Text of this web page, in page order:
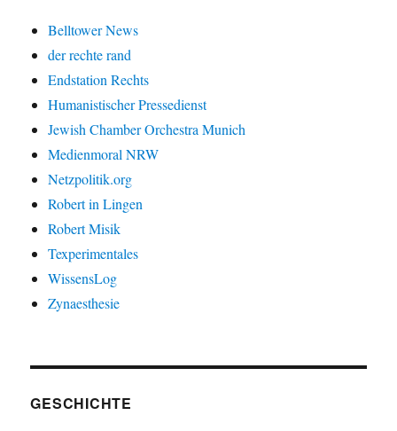
Belltower News
der rechte rand
Endstation Rechts
Humanistischer Pressedienst
Jewish Chamber Orchestra Munich
Medienmoral NRW
Netzpolitik.org
Robert in Lingen
Robert Misik
Texperimentales
WissensLog
Zynaesthesie
GESCHICHTE